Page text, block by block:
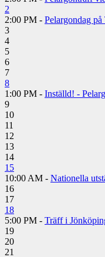
2
2:00 PM - Pelargondag
3
4
5
6
7
8
1:00 PM - Inställd! -
9
10
11
12
13
14
15
10:00 AM - Nationella
16
17
18
5:00 PM - Träff i
19
20
21